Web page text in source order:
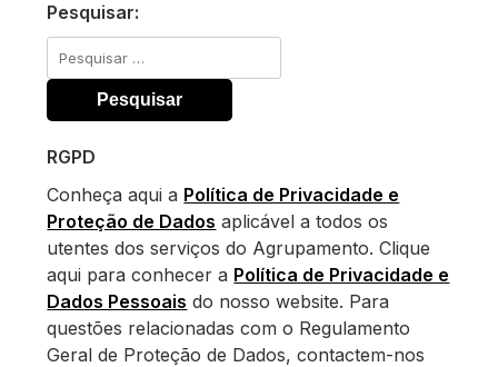
Pesquisar:
Pesquisar
por:
RGPD
Conheça aqui a Política de Privacidade e
Proteção de Dados aplicável a todos os
utentes dos serviços do Agrupamento. Clique
aqui para conhecer a Política de Privacidade e
Dados Pessoais do nosso website. Para
questões relacionadas com o Regulamento
Geral de Proteção de Dados, contactem-nos